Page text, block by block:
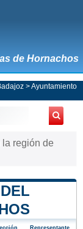
de Hornachos
>Ayuntamiento
región de
Representante